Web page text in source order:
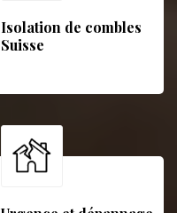
Isolation de combles
Suisse